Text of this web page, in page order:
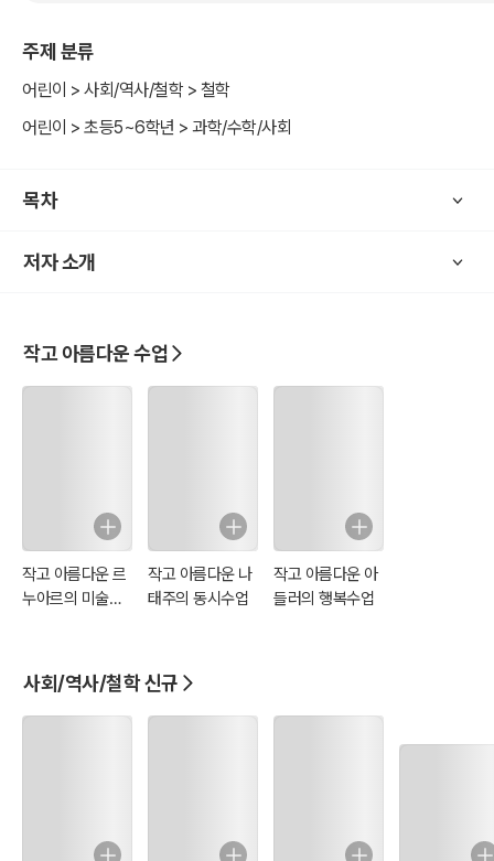
주제 분류
어린이 > 사회/역사/철학 > 철학
어린이 > 초등5~6학년 > 과학/수학/사회
목차
저자 소개
작고 아름다운 수업
작고 아름다운 르
누아르의 미술수
작고 아름다운 나
태주의 동시수업
작고 아름다운 아
들러의 행복수업
사회/역사/철학 신규